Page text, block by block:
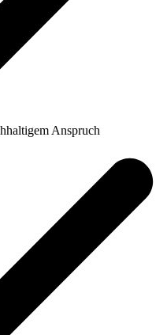
Anspruch